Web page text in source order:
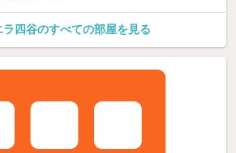
ラ四谷のすべての部屋を見る